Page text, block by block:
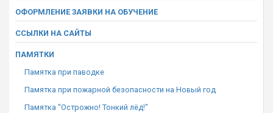
ОФОРМЛЕНИЕ ЗАЯВКИ НА ОБУЧЕНИЕ
ССЫЛКИ НА САЙТЫ
ПАМЯТКИ
Памятка при паводке
Памятка при пожарной безопасности на Новый год
Памятка "Острожно! Тонкий лёд!"